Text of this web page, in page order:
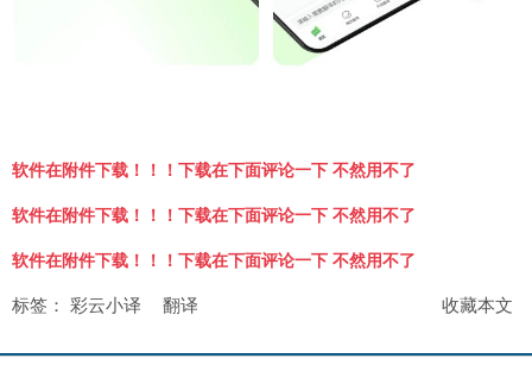
软件在附件下载！！！下载在下面评论一下 不然用不了
软件在附件下载！！！下载在下面评论一下 不然用不了
软件在附件下载！！！下载在下面评论一下 不然用不了
收藏本文
标签： 彩云小译 翻译